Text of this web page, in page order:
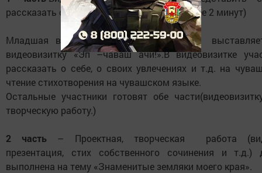
рассказать о себе и т.д. Видеоролик не более 2 минут)
Младшая возрастная группа ( 5-7 лет)
видеовизитку «Эп –чăваш ачи!».В видеовизитке
рассказать о себе, о своих увлечениях и т.д. на
чтение стихотворения на чувашском языке.
Остальные участники готовят обе
творческую работу.)
2 часть – Проектная, творческая работа
презентация, стих собственного сочинения и
выполнена на тему «Знаменитые земляки моего края».